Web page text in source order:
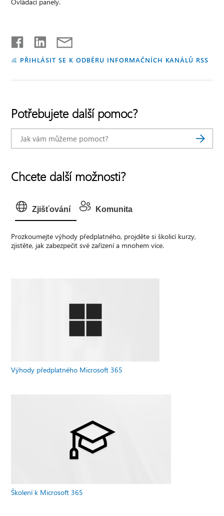
Ovládací panely.
PŘIHLÁSIT SE K ODBĚRU INFORMAČNÍCH KANÁLŮ RSS
Potřebujete další pomoc?
Chcete další možnosti?
Zjišťování Komunita
Prozkoumejte výhody předplatného, projděte si školicí kurzy,
zjistěte, jak zabezpečit své zařízení a mnohem více.
Výhody předplatného Microsoft 365
Školení k Microsoft 365